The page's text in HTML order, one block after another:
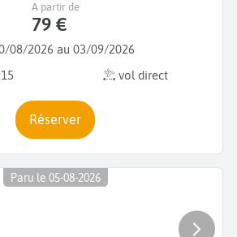
08/2026 au 03/09/2026
vol direct
A partir de
79 €
Réserver
Paru le 05-08-2026